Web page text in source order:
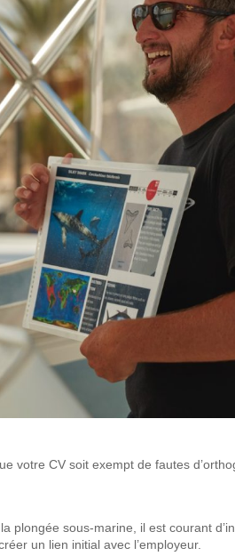
votre CV soit exempt de fautes
plongée sous-marine, il est courant
un lien initial avec l’employeur.